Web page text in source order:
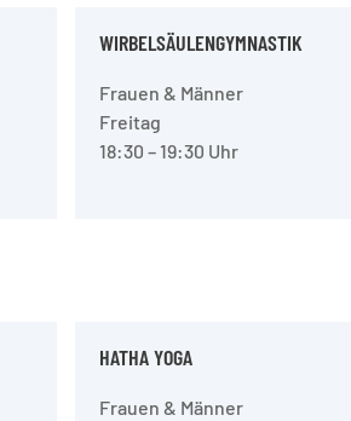
WIRBELSÄULENGYMNASTIK
Frauen & Männer
Freitag
18:30 – 19:30 Uhr
HATHA YOGA
Frauen & Männer